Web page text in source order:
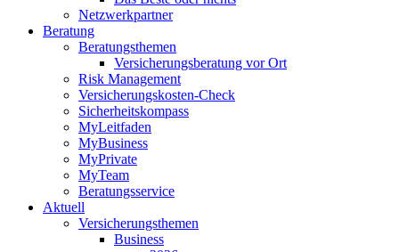
Netzwerkpartner
Beratung
Beratungsthemen
Versicherungsberatung vor Ort
Risk Management
Versicherungskosten-Check
Sicherheitskompass
MyLeitfaden
MyBusiness
MyPrivate
MyTeam
Beratungsservice
Aktuell
Versicherungsthemen
Business